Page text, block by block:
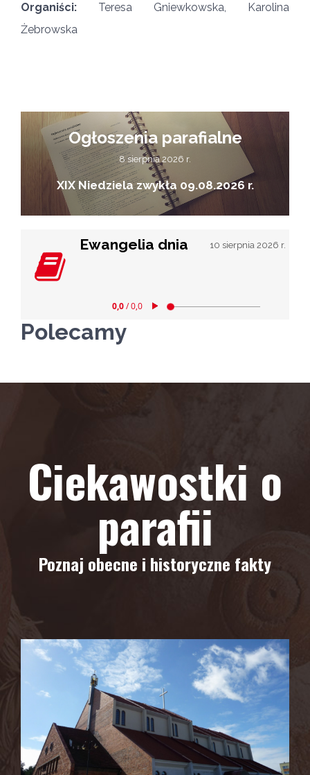
Organiści: Teresa Gniewkowska, Karolina
Żebrowska
Ogłoszenia parafialne
8 sierpnia 2026 r.
XIX Niedziela zwykła 09.08.2026 r.
Ewangelia dnia 10 sierpnia 2026 r.
Polecamy
Ciekawostki o
parafii
Poznaj obecne i historyczne fakty